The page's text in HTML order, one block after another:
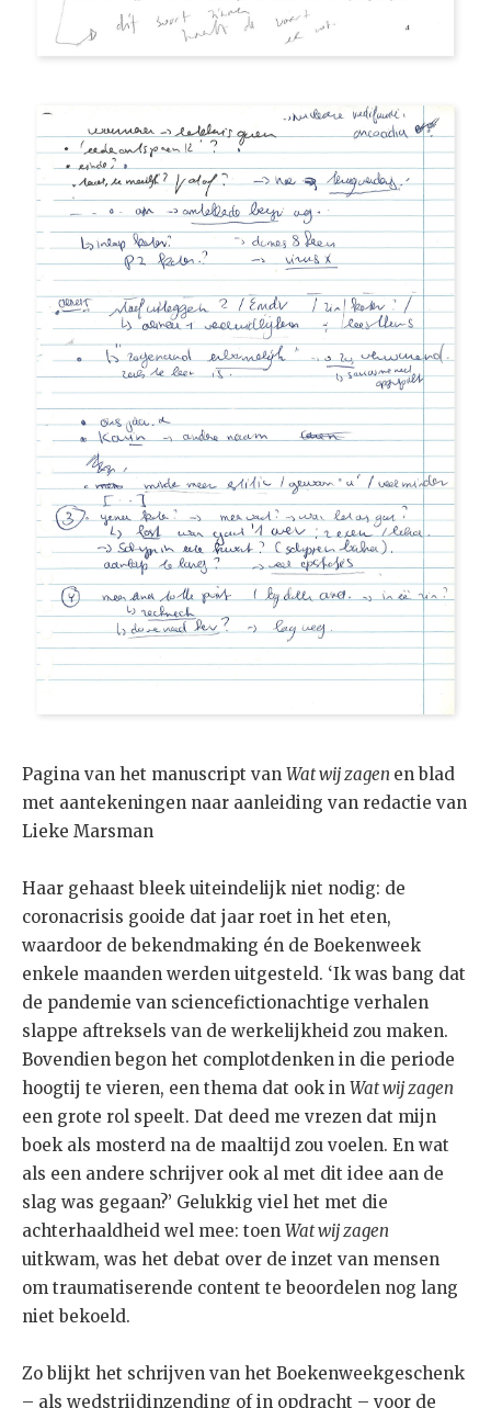
Pagina van het manuscript van Wat wij zagen en blad
met aantekeningen naar aanleiding van redactie van
Lieke Marsman
Haar gehaast bleek uiteindelijk niet nodig: de
coronacrisis gooide dat jaar roet in het eten,
waardoor de bekendmaking én de Boekenweek
enkele maanden werden uitgesteld. ‘Ik was bang dat
de pandemie van sciencefictionachtige verhalen
slappe aftreksels van de werkelijkheid zou maken.
Bovendien begon het complotdenken in die periode
hoogtij te vieren, een thema dat ook in Wat wij zagen
een grote rol speelt. Dat deed me vrezen dat mijn
boek als mosterd na de maaltijd zou voelen. En wat
als een andere schrijver ook al met dit idee aan de
slag was gegaan?’ Gelukkig viel het met die
achterhaaldheid wel mee: toen Wat wij zagen
uitkwam, was het debat over de inzet van mensen
om traumatiserende content te beoordelen nog lang
niet bekoeld.
Zo blijkt het schrijven van het Boekenweekgeschenk
– als wedstrijdinzending of in opdracht – voor de